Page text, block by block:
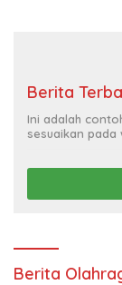
Berita
Ini adalah
sesuaikan pada
Berita